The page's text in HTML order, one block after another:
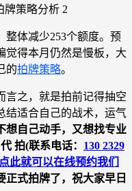
整体减少253个额度。预
觉得本月仍然是慢板，大
的拍牌策略。
言之，就是拍前记得抽空
结适合自己的战术，运气
想自己动手，又想找专业
拍(联系电话： 130 2329
点此就可以在线预约我们
正式拍牌了，祝大家早日